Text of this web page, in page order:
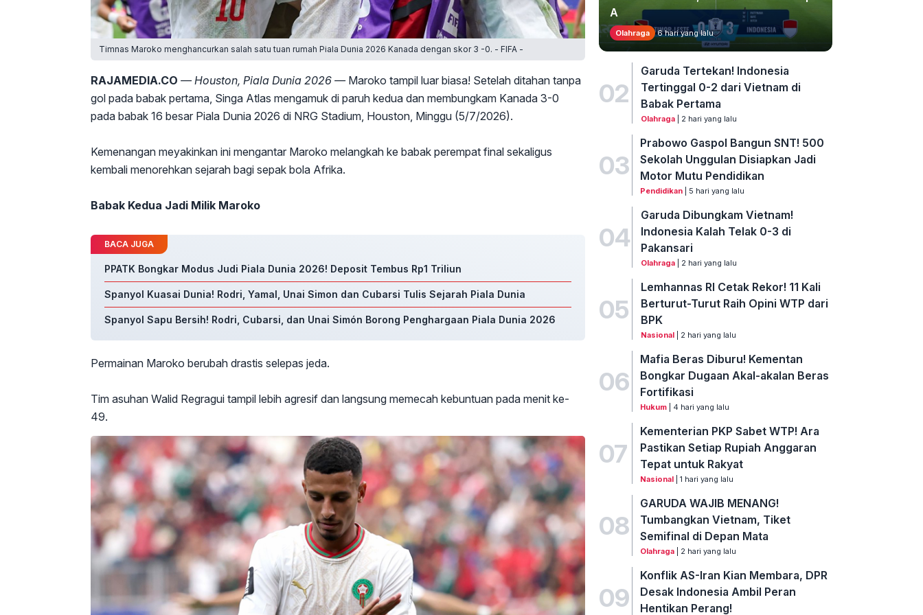
Timnas Maroko menghancurkan salah satu tuan rumah Piala Dunia 2026 Kanada dengan skor 3 -0. - FIFA -
RAJAMEDIA.CO — Houston, Piala Dunia 2026 —Maroko tampil luar biasa! Setelah ditahan tanpa
gol pada babak pertama, Singa Atlas mengamuk di paruh kedua dan membungkam Kanada 3-0
pada babak 16 besar Piala Dunia 2026 di NRG Stadium, Houston, Minggu (5/7/2026).
Kemenangan meyakinkan ini mengantar Maroko melangkah ke babak perempat final sekaligus
kembali menorehkan sejarah bagi sepak bola Afrika.
Babak Kedua Jadi Milik Maroko
BACA JUGA
PPATK Bongkar Modus Judi Piala Dunia 2026! Deposit Tembus Rp1 Triliun
Spanyol Kuasai Dunia! Rodri, Yamal, Unai Simon dan Cubarsi Tulis Sejarah Piala Dunia
Spanyol Sapu Bersih! Rodri, Cubarsi, dan Unai Simón Borong Penghargaan Piala Dunia 2026
Permainan Maroko berubah drastis selepas jeda.
Tim asuhan Walid Regragui tampil lebih agresif dan langsung memecah kebuntuan pada menit ke-
49.
A
Olahraga 6 hari yang lalu
02
Garuda Tertekan! Indonesia
Tertinggal 0-2 dari Vietnam di
Babak Pertama
Olahraga| 2 hari yang lalu
03
Prabowo Gaspol Bangun SNT! 500
Sekolah Unggulan Disiapkan Jadi
Motor Mutu Pendidikan
Pendidikan | 5 hari yang lalu
04
Garuda Dibungkam Vietnam!
Indonesia Kalah Telak 0-3 di
Pakansari
Olahraga| 2 hari yang lalu
05
Lemhannas RI Cetak Rekor! 11 Kali
Berturut-Turut Raih Opini WTP dari
BPK
Nasional| 2 hari yang lalu
06
Mafia Beras Diburu! Kementan
Bongkar Dugaan Akal-akalan Beras
Fortifikasi
Hukum | 4 hari yang lalu
07
Kementerian PKP Sabet WTP! Ara
Pastikan Setiap Rupiah Anggaran
Tepat untuk Rakyat
Nasional | 1 hari yang lalu
08
GARUDA WAJIB MENANG!
Tumbangkan Vietnam, Tiket
Semifinal di Depan Mata
Olahraga | 2 hari yang lalu
09
Konflik AS-Iran Kian Membara, DPR
Desak Indonesia Ambil Peran
Hentikan Perang!